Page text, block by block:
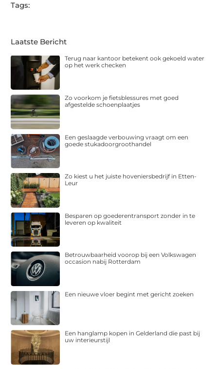
Tags:
Laatste Bericht
Terug naar kantoor betekent ook gekoeld water
op het werk checken
Zo voorkom je fietsblessures met goed
afgestelde schoenplaatjes
Een geslaagde verbouwing vraagt om een
goede stukadoorgroothandel
Zo kiest u het juiste hoveniersbedrijf in Etten-
Leur
Besparen op goederentransport zonder in te
leveren op kwaliteit
Betrouwbaarheid voorop bij een Volkswagen
occasion nabij Rotterdam
Een nieuwe vloer begint met gericht zoeken
Een hanglamp kopen in Gelderland die past bij
uw interieurstijl